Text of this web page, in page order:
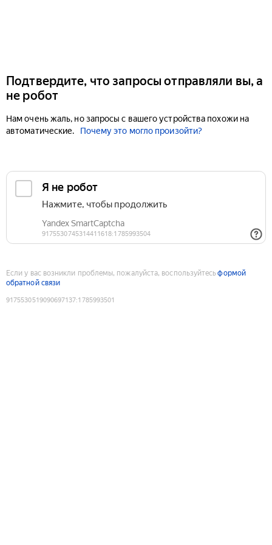
Подтвердите, что запросы отправляли вы, а
не робот
Нам очень жаль, но запросы с вашего устройства похожи на
автоматические.
Почему это могло произойти?
Если у вас возникли проблемы, пожалуйста, воспользуйтесьформой
обратной связи
9175530519090697137:1785993501